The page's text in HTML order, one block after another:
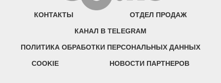
КОНТАКТЫ ОТДЕЛ ПРОДАЖ
КАНАЛ В TELEGRAM
ПОЛИТИКА ОБРАБОТКИ ПЕРСОНАЛЬНЫХ ДАННЫХ
COOKIE НОВОСТИ ПАРТНЕРОВ